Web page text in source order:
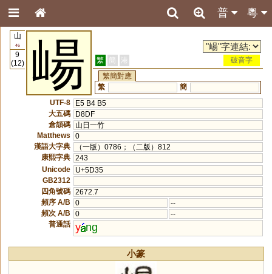
粵
普
山
46
9
(12)
崵 繁 簡 港
破音字
繁簡對應
繁
簡
UTF-8
E5 B4 B5
大五碼
D8DF
倉頡碼
山日一竹
Matthews
0
漢語大字典
（一版）0786；（二版）812
康熙字典 243
Unicode
U+5D35
GB2312
四角號碼 2672.7
頻序 A/B
0
--
頻次 A/B
0
--
普通話 y ng
小篆